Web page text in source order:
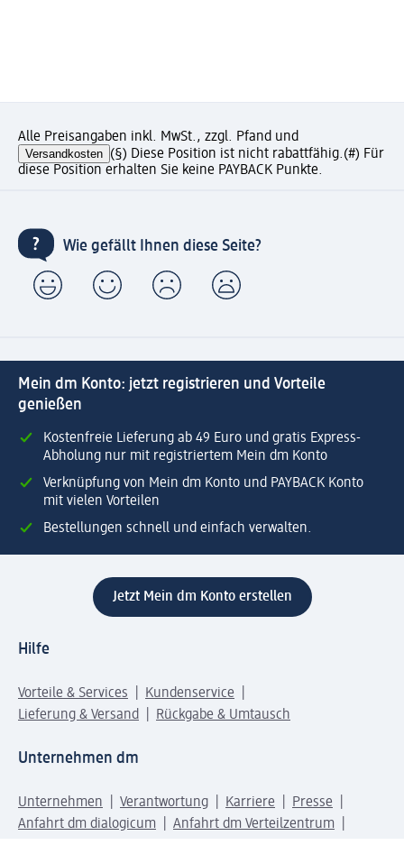
Alle Preisangaben inkl. MwSt., zzgl. Pfand und
Versandkosten (§) Diese Position ist nicht rabattfähig.(#) Für
diese Position erhalten Sie keine PAYBACK Punkte.
Wie gefällt Ihnen diese Seite?
Mein dm Konto: jetzt registrieren und Vorteile
genießen
Kostenfreie Lieferung ab 49 Euro und gratis Express-
Abholung nur mit registriertem Mein dm Konto
Verknüpfung von Mein dm Konto und PAYBACK Konto
mit vielen Vorteilen
Bestellungen schnell und einfach verwalten.
Jetzt Mein dm Konto erstellen
Hilfe
Vorteile & Services
Kundenservice
Lieferung & Versand
Rückgabe & Umtausch
Unternehmen dm
Unternehmen Verantwortung Karriere
Presse
Anfahrt dm dialogicum
Anfahrt dm Verteilzentrum